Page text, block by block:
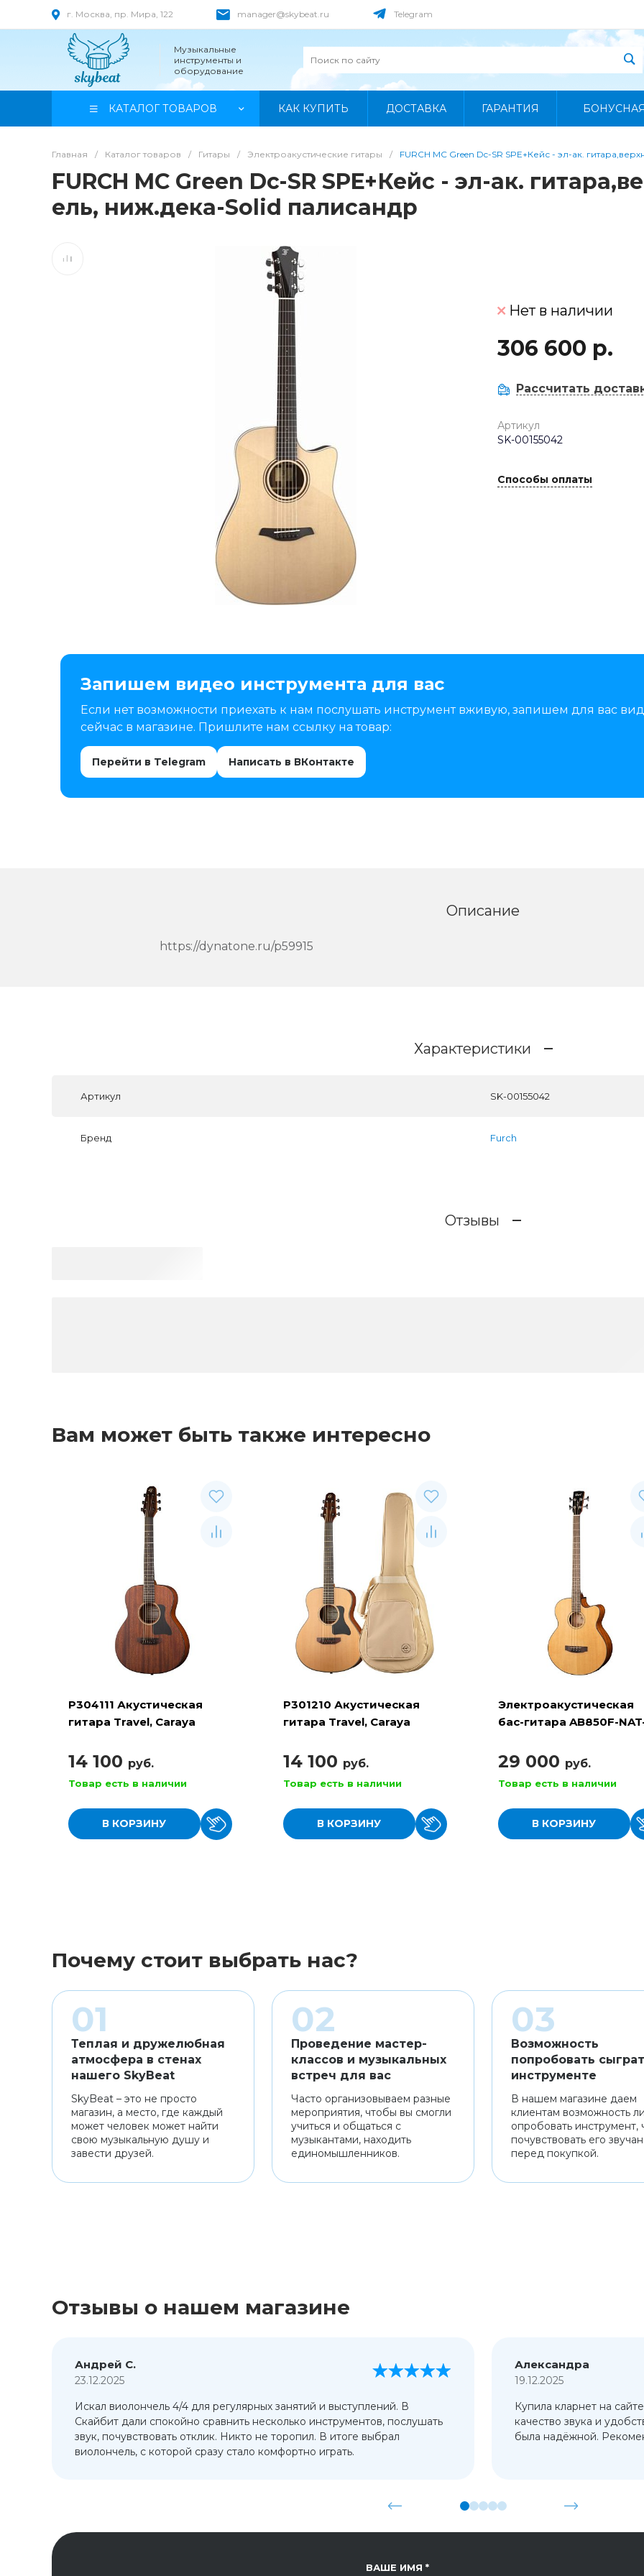
г. Москва, пр. Мира, 122 manager@skybeat.ru Telegram
Музыкальные
инструменты и
оборудование
КАТАЛОГ ТОВАРОВ КАК КУПИТЬ ДОСТАВКА ГАРАНТИЯ
Главная / Каталог товаров / Гитары / Электроакустические гитары / FURCH MC Green Dc-SR SPE+Кейс - эл-ак.
FURCH MC Green Dc-SR SPE+Кейс - эл-ак.
ель, ниж.дека-Solid палисандр
Нет в наличии
306 600 р.
Рассчитать
Артикул
SK-00155042
Способы оплаты
Запишем видео инструмента для вас
Если нет возможности приехать к нам послушать инструмент вживую, запишем для вас
сейчас в магазине. Пришлите нам ссылку на товар:
Перейти в Telegram Написать в ВКонтакте
Описание
https://dynatone.ru/p59915
Характеристики
Артикул SK-00155042
Бренд Furch
Отзывы
Вам может быть также интересно
P304111 Акустическая
гитара Travel, Caraya
14 100 руб.
Товар есть в наличии
В КОРЗИНУ
P301210 Акустическая
гитара Travel, Caraya
14 100 руб.
Товар есть в наличии
В КОРЗИНУ
Электроакустическая
бас-гитара AB850F-
29 000 руб.
Товар есть в наличии
В КОРЗИНУ
Почему стоит выбрать нас?
Теплая и дружелюбная
атмосфера в стенах
нашего SkyBeat
SkyBeat – это не просто
магазин, а место, где каждый
может человек может найти
свою музыкальную душу и
завести друзей.
Проведение мастер-
классов и музыкальных
встреч для вас
Часто организовываем разные
мероприятия, чтобы вы смогли
учиться и общаться с
музыкантами, находить
единомышленников.
Возможность
попробовать
инструменте
В нашем магазине даем
клиентам возможность
опробовать инструмент,
почувствовать его
перед покупкой.
Отзывы о нашем магазине
Андрей С.
23.12.2025
Искал виолончель 4/4 для регулярных занятий и выступлений. В
Скайбит дали спокойно сравнить несколько инструментов, послушать
звук, почувствовать отклик. Никто не торопил. В итоге выбрал
виолончель, с которой сразу стало комфортно играть.
Александра
19.12.2025
Купила кларнет на
качество звука и
была надёжной.
ВАШЕ ИМЯ
ССЫЛКА НА СТРАНИЦУ